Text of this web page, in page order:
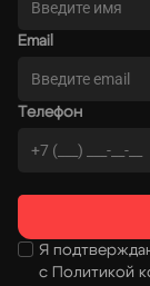
Email
Телефон
Я
с Политикой